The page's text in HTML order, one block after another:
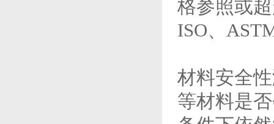
格参照或
ISO、
材料安全
等材料是